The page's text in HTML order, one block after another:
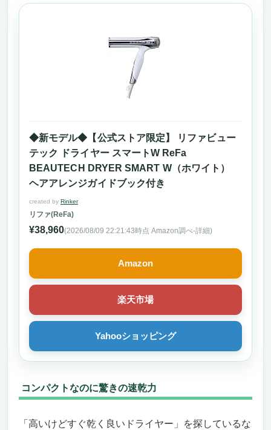
◆新モデル◆【公式ストア限定】 リファビュー
テック ドライヤー スマートW ReFa
BEAUTECH DRYER SMART W（ホワイト）
ヘアアレンジガイドブック付き
created by Rinker
リファ(ReFa)
¥38,960(2026/08/09 22:21:43時点 Amazon調べ-詳細)
Amazon
楽天市場
Yahooショッピング
コンパクトなのに驚きの速乾力
「高いけどすぐ乾く良いドライヤー」を探しているな